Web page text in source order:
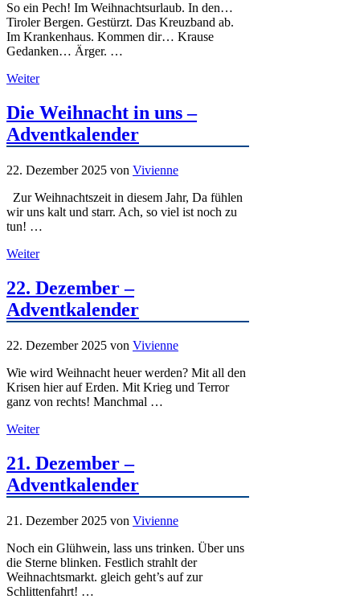
So ein Pech! Im Weihnachtsurlaub. In den…
Tiroler Bergen. Gestürzt. Das Kreuzband ab.
Im Krankenhaus. Kommen dir… Krause
Gedanken… Ärger. …
Weiter
Die Weihnacht in uns –
Adventkalender
22. Dezember 2025 von Vivienne
Zur Weihnachtszeit in diesem Jahr, Da fühlen
wir uns kalt und starr. Ach, so viel ist noch zu
tun! …
Weiter
22. Dezember –
Adventkalender
22. Dezember 2025 von Vivienne
Wie wird Weihnacht heuer werden? Mit all den
Krisen hier auf Erden. Mit Krieg und Terror
ganz von rechts! Manchmal …
Weiter
21. Dezember –
Adventkalender
21. Dezember 2025 von Vivienne
Noch ein Glühwein, lass uns trinken. Über uns
die Sterne blinken. Festlich strahlt der
Weihnachtsmarkt. gleich geht’s auf zur
Schlittenfahrt! …